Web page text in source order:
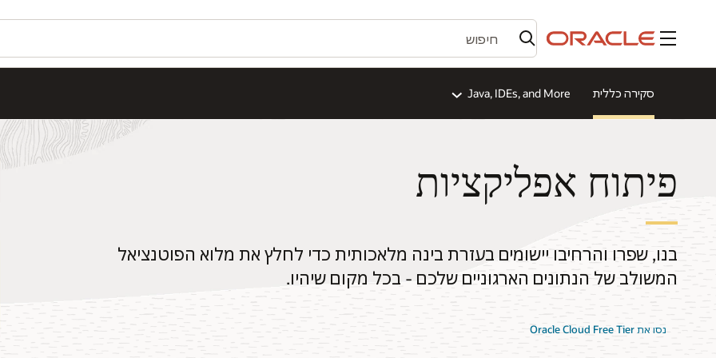
תפריט
סקירה כללית Java, IDEs, and More
פיתוח אפליקציות
בנו, שפרו והרחיבו יישומים בעזרת בינה מלאכותית כדי לחלץ את מלוא הפוטנציאל
המשולב של הנתונים הארגוניים שלכם - בכל מקום שיהיו.
נסו את Oracle Cloud Free Tier